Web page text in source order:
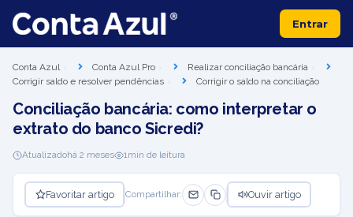
Entrar
Conta Azul Conta Azul Pro
Realizar conciliação bancária
Corrigir saldo e resolver pendências
Corrigir o saldo na conciliação
Conciliação bancária: como interpretar o
extrato do banco Sicredi?
Atualizadohá 2 meses 1min de leitura
Favoritar artigo Compartilhar: Ouvir artigo